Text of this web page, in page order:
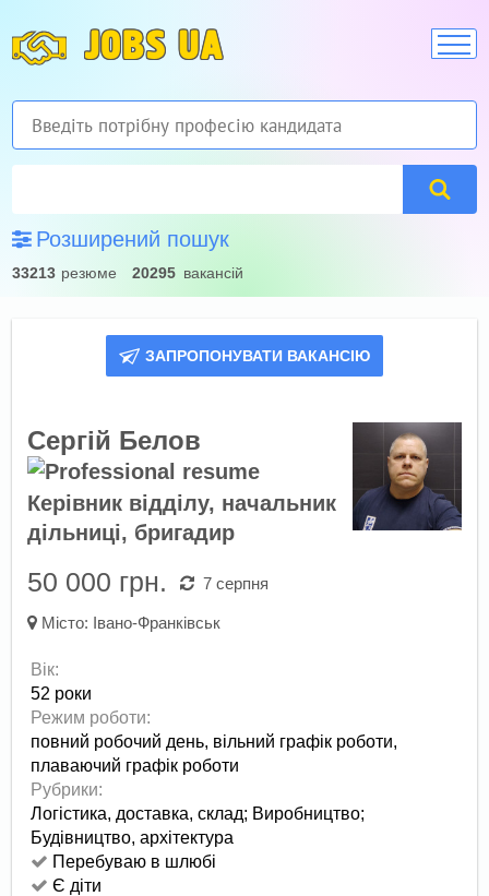
JOBS UA
Розширений пошук
33213 резюме 20295 вакансій
ЗАПРОПОНУВАТИ ВАКАНСІЮ
Сергій Белов
Керівник відділу, начальник
дільниці, бригадир
50 000 грн. 7 серпня
Місто: Івано-Франківськ
Вік:
52 роки
Режим роботи:
повний робочий день, вільний графік роботи,
плаваючий графік роботи
Рубрики:
Логістика, доставка, склад; Виробництво;
Будівництво, архітектура
Перебуваю в шлюбі
Є діти